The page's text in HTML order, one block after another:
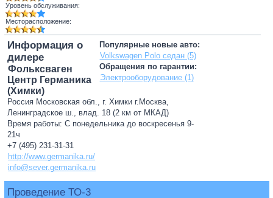
Уровень обслуживания:
Месторасположение:
Популярные новые авто:
Volkswagen Polo седан (5)
Обращения по гарантии:
Электрооборудование (1)
Информация о
дилере
Фольксваген
Центр Германика
(Химки)
Россия Московская обл., г. Химки г.Москва,
Ленинградское ш., влад. 18 (2 км от МКАД)
Время работы: С понедельника до воскресенья 9-
21ч
+7 (495) 231-31-31
http://www.germanika.ru/
info@sever.germanika.ru
Проведение ТО-3